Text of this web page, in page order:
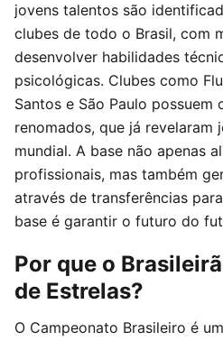
jovens talentos são
clubes de todo o Brasil, com
desenvolver habilidades
psicológicas. Clubes como
Santos e São Paulo possuem
renomados, que já revelaram
mundial. A base não apenas
profissionais, mas também
através de transferências
base é garantir o futuro do
Por que o
de Estrelas?
O Campeonato Brasileiro é